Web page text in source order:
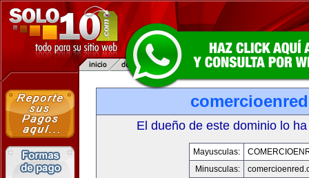
El dueño de este dominio lo
Mayusculas:
Minusculas: